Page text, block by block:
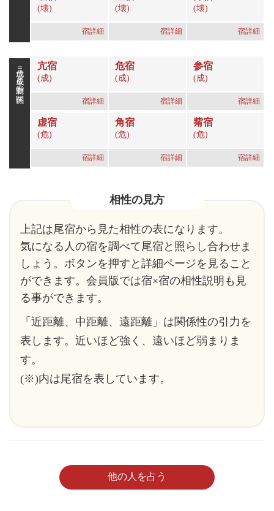
成危＝成長と刺激の関係
(壊)
宿詳細
(壊)
宿詳細
(壊)
宿詳細
亢宿
(成)
宿詳細
危宿
(成)
宿詳細
参宿
(成)
宿詳細
虚宿
(危)
宿詳細
角宿
(危)
宿詳細
觜宿
(危)
宿詳細
相性の見方
上記は尾宿から見た相性の表になります。
気になる人の宿を調べて尾宿と照らし合わせま
しょう。ボタンを押すと詳細ページを見ること
ができます。会員版では宿×宿の相性説明も見
る事ができます。
「近距離、中距離、遠距離」は関係性の引力を
表します。近いほど強く、遠いほど弱まりま
す。
(※)内は尾宿を表しています。
他の人を占う